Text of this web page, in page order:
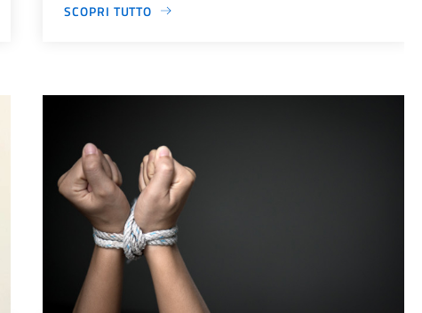
SCOPRI TUTTO